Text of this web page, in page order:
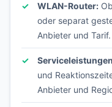
WLAN-Router:
oder separat
Anbieter und Tarif.
und
Anbieter und